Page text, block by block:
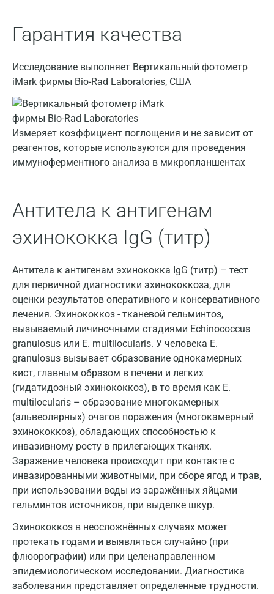
Гарантия качества
Исследование выполняет Вертикальный фотометр
iMark фирмы Bio-Rad Laboratories, США
Измеряет коэффициент поглощения и не зависит от
реагентов, которые используются для проведения
иммуноферментного анализа в микропланшентах
Антитела к антигенам
эхинококка IgG (титр)
Антитела к антигенам эхинококка IgG (титр) – тест
для первичной диагностики эхинококкоза, для
оценки результатов оперативного и консервативного
лечения. Эхинококкоз - тканевой гельминтоз,
вызываемый личиночными стадиями Echinococcus
granulosus или E. multilocularis. У человека Е.
granulosus вызывает образование однокамерных
кист, главным образом в печени и легких
(гидатидозный эхинококкоз), в то время как E.
multilocularis – образование многокамерных
(альвеолярных) очагов поражения (многокамерный
эхинококкоз), обладающих способностью к
инвазивному росту в прилегающих тканях.
Заражение человека происходит при контакте с
инвазированными животными, при сборе ягод и трав,
при использовании воды из заражённых яйцами
гельминтов источников, при выделке шкур.
Эхинококкоз в неосложнённых случаях может
протекать годами и выявляться случайно (при
флюорографии) или при целенаправленном
эпидемиологическом исследовании. Диагностика
заболевания представляет определенные трудности.
Санкт-Петербург
Казань
Альметьевск
Апрелевка
Армавир
Великий Новгород
Видное
Владимир
Волгоград
Волжский
Вологда
Воронеж
Всеволожск
Гатчина
Геленджик
Голубое
Дзержинский
Дмитров